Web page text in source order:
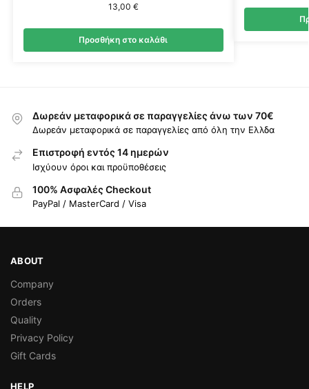
13,00 €
Προσθήκη στο καλάθι
Δωρεάν μεταφορικά σε παραγγελίες άνω των 70€
Δωρεάν μεταφορικά σε παραγγελίες από όλη την Ελλδα
Επιστροφή εντός 14 ημερών
Ισχύουν όροι και προϋποθέσεις
100% Ασφαλές Checkout
PayPal / MasterCard / Visa
ABOUT
Company
Orders
Quality
Privacy Policy
Gift Cards
HELP